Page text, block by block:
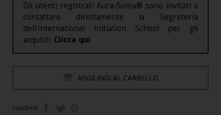
Gli utenti registrati Aura-Soma® sono invitati a
contattare direttamente la Segreteria
dell’International Initiation School per gli
acquisti. Clicca qui
AGGIUNGI AL CARRELLO
condividi